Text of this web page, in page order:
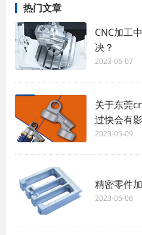
热门文章
CNC加工
决？
2023-06-07
关于东莞
过快会有
2023-05-09
精密零件
2023-05-06